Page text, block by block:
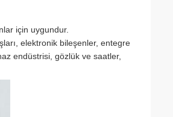
için uygundur.
elektronik bileşenler, entegre
endüstrisi, gözlük ve saatler,